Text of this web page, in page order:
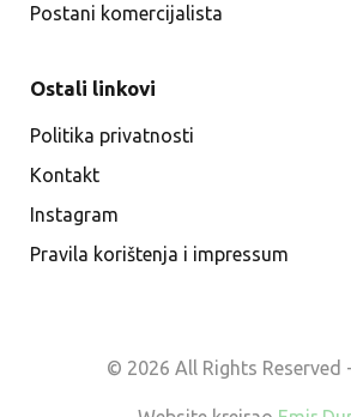
Postani komercijalista
Ostali linkovi
Politika privatnosti
Kontakt
Instagram
Pravila korištenja i impressum
© 2026 All Rights Reserved